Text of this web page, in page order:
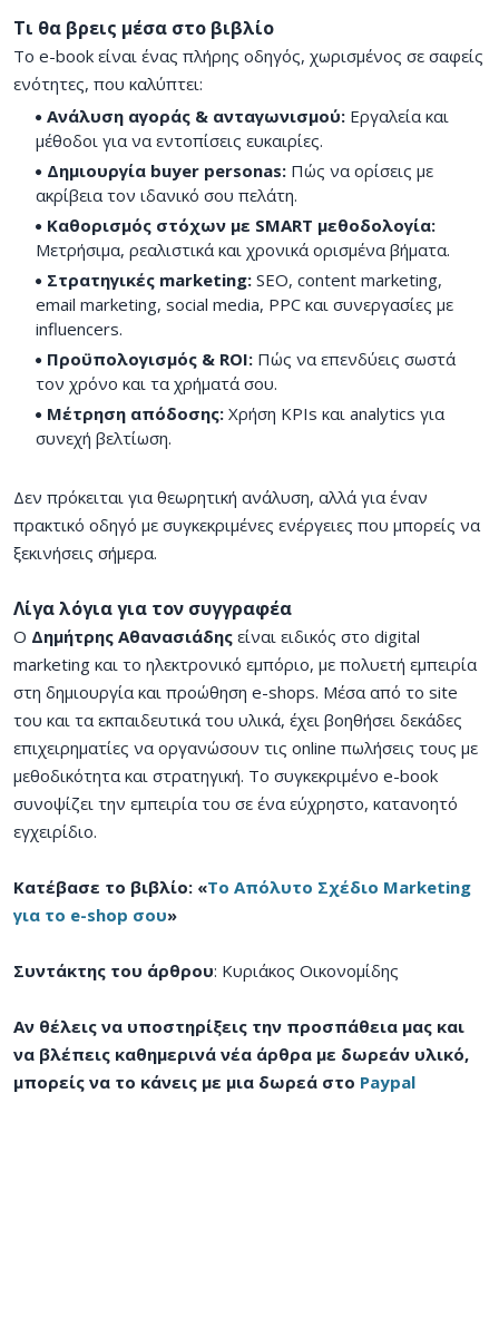
Τι θα βρεις μέσα στο βιβλίο
Το e-book είναι ένας πλήρης οδηγός, χωρισμένος σε σαφείς
ενότητες, που καλύπτει:
Ανάλυση αγοράς & ανταγωνισμού: Εργαλεία και
μέθοδοι για να εντοπίσεις ευκαιρίες.
Δημιουργία buyer personas: Πώς να ορίσεις με
ακρίβεια τον ιδανικό σου πελάτη.
Καθορισμός στόχων με SMART μεθοδολογία:
Μετρήσιμα, ρεαλιστικά και χρονικά ορισμένα βήματα.
Στρατηγικές marketing: SEO, content marketing,
email marketing, social media, PPC και συνεργασίες με
influencers.
Προϋπολογισμός & ROI: Πώς να επενδύεις σωστά
τον χρόνο και τα χρήματά σου.
Μέτρηση απόδοσης: Χρήση KPIs και analytics για
συνεχή βελτίωση.
Δεν πρόκειται για θεωρητική ανάλυση, αλλά για έναν
πρακτικό οδηγό με συγκεκριμένες ενέργειες που μπορείς να
ξεκινήσεις σήμερα.
Λίγα λόγια για τον συγγραφέα
Ο Δημήτρης Αθανασιάδης είναι ειδικός στο digital
marketing και το ηλεκτρονικό εμπόριο, με πολυετή εμπειρία
στη δημιουργία και προώθηση e-shops. Μέσα από το site
του και τα εκπαιδευτικά του υλικά, έχει βοηθήσει δεκάδες
επιχειρηματίες να οργανώσουν τις online πωλήσεις τους με
μεθοδικότητα και στρατηγική. Το συγκεκριμένο e-book
συνοψίζει την εμπειρία του σε ένα εύχρηστο, κατανοητό
εγχειρίδιο.
Κατέβασε το βιβλίο: «Το Απόλυτο Σχέδιο Marketing
για το e-shop σου»
Συντάκτης του άρθρου: Κυριάκος Οικονομίδης
Αν θέλεις να υποστηρίξεις την προσπάθεια μας και
να βλέπεις καθημερινά νέα άρθρα με δωρεάν υλικό,
μπορείς να το κάνεις με μια δωρεά στο Paypal